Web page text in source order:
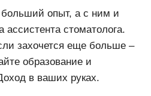
опыт, а с ним и
стоматолога.
захочется еще больше –
образование и
в ваших руках.